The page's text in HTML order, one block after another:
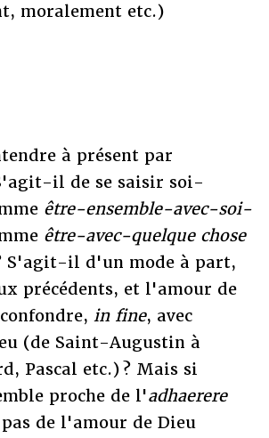
moralement etc.)
à présent par
il de se saisir soi-
être-ensemble-avec-soi-
être-avec-quelque chose
S'agit-il d'un mode à part,
précédents, et l'amour de
in fine, avec
(de Saint-Augustin à
Pascal etc.) ? Mais si
proche de l'adhaerere
de l'amour de Dieu